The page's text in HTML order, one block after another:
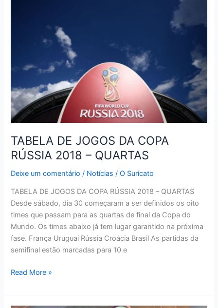
TABELA DE JOGOS DA COPA
RÚSSIA 2018 – QUARTAS
Deixe um comentário / Notícias /O Suricato
TABELA DE JOGOS DA COPA RÚSSIA 2018 – QUARTAS
Desde sábado, dia 30 começaram a ser definidos os oito
times que passam para as quartas de final da Copa do
Mundo. Os times abaixo já tem lugar garantido na próxima
fase. França Uruguai Rússia Croácia Brasil As partidas da
semifinal estão marcadas para 10 e
TABELA
JOGOS
Read More »